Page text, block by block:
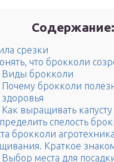
Содержание:
срезки
что брокколи
Виды брокколи
Почему брокколи
здоровья
Как выращивать
спелость
брокколи агротехника
Краткое
Выбор места для